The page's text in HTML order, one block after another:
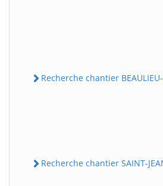
Recherche chantier BEAULIEU-
Recherche chantier SAINT-